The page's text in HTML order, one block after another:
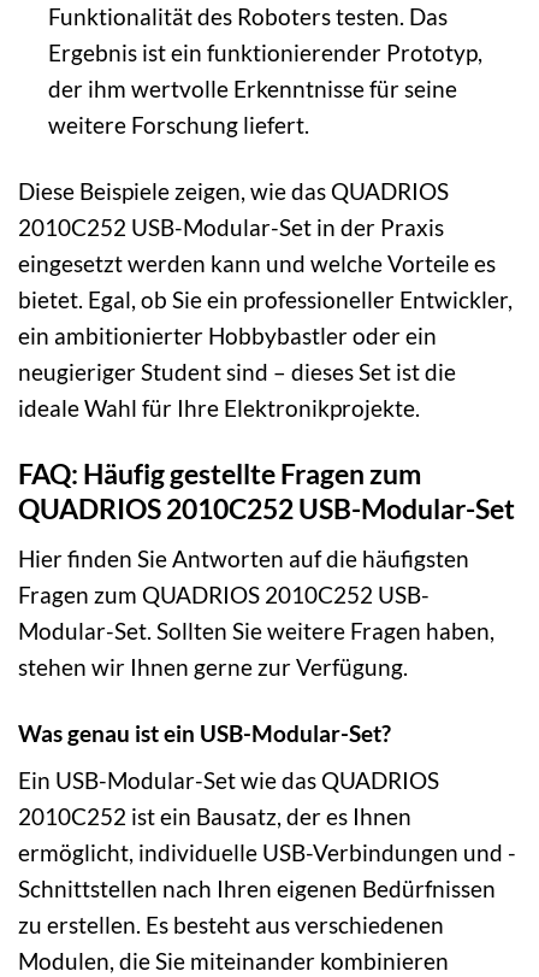
Funktionalität des Roboters testen. Das
Ergebnis ist ein funktionierender Prototyp,
der ihm wertvolle Erkenntnisse für seine
weitere Forschung liefert.
Diese Beispiele zeigen, wie das QUADRIOS
2010C252 USB-Modular-Set in der Praxis
eingesetzt werden kann und welche Vorteile es
bietet. Egal, ob Sie ein professioneller Entwickler,
ein ambitionierter Hobbybastler oder ein
neugieriger Student sind – dieses Set ist die
ideale Wahl für Ihre Elektronikprojekte.
FAQ: Häufig gestellte Fragen zum
QUADRIOS 2010C252 USB-Modular-Set
Hier finden Sie Antworten auf die häufigsten
Fragen zum QUADRIOS 2010C252 USB-
Modular-Set. Sollten Sie weitere Fragen haben,
stehen wir Ihnen gerne zur Verfügung.
Was genau ist ein USB-Modular-Set?
Ein USB-Modular-Set wie das QUADRIOS
2010C252 ist ein Bausatz, der es Ihnen
ermöglicht, individuelle USB-Verbindungen und -
Schnittstellen nach Ihren eigenen Bedürfnissen
zu erstellen. Es besteht aus verschiedenen
Modulen, die Sie miteinander kombinieren